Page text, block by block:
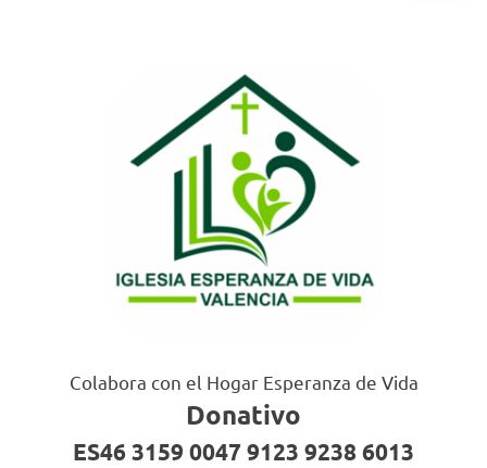
Colabora con el Hogar Esperanza de Vida
Donativo
ES46 3159 0047 9123 9238 6013